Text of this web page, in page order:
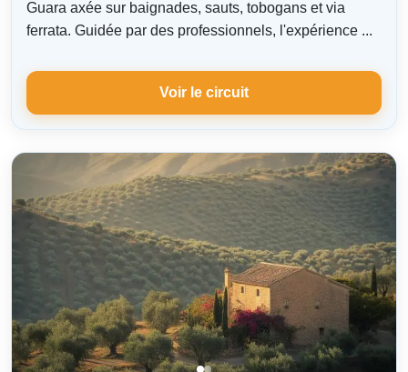
Guara axée sur baignades, sauts, tobogans et via
ferrata. Guidée par des professionnels, l'expérience ...
Voir le circuit